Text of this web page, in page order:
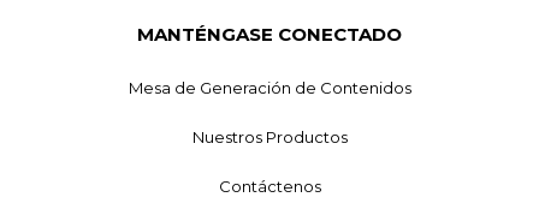
MANTÉNGASE CONECTADO
Mesa de Generación de Contenidos
Nuestros Productos
Contáctenos